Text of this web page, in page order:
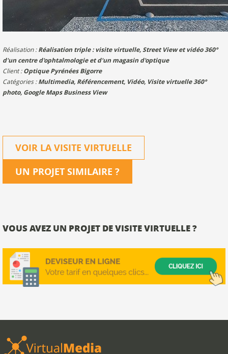
Réalisation :Réalisation triple : visite virtuelle, Street View et vidéo 360°
d'un centre d'ophtalmologie et d'un magasin d'optique
Client :Optique Pyrénées Bigorre
Catégories :Multimedia, Référencement, Vidéo, Visite virtuelle 360°
photo, Google Maps Business View
VOIR LA VISITE VIRTUELLE
UN PROJET SIMILAIRE ?
VOUS AVEZ UN PROJET DE VISITE VIRTUELLE ?